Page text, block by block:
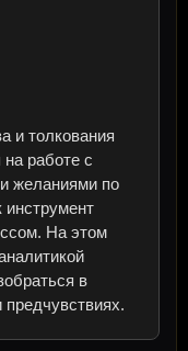
и толкования
работе с
желаниями по
инструмент
На этом
в